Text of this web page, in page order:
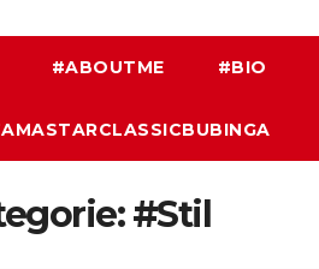
#ABOUTME #BIO
#Stil